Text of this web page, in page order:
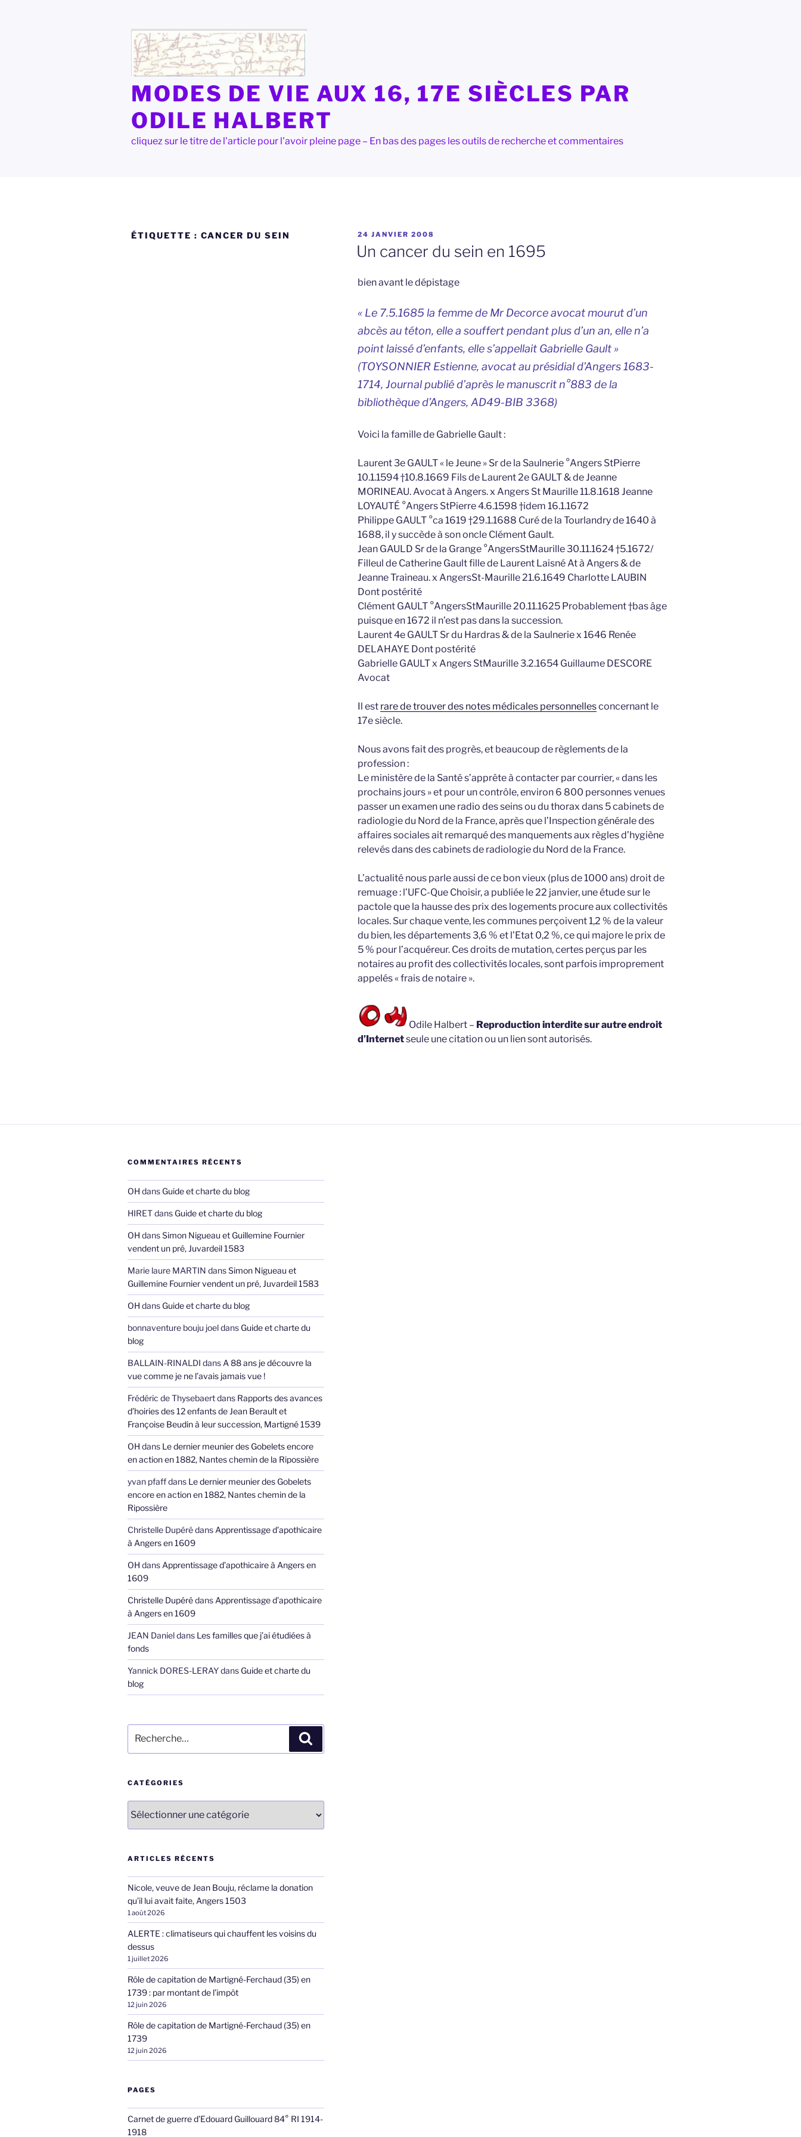
MODES DE VIE AUX 16, 17E SIÈCLES PAR
ODILE HALBERT
cliquez sur le titre de l'article pour l'avoir pleine page – En bas des pages les outils de recherche et commentaires
ÉTIQUETTE : CANCER DU SEIN
PUBLIÉ
LE
24 JANVIER 2008
Un cancer du sein en 1695
bien avant le dépistage
« Le 7.5.1685 la femme de Mr Decorce avocat mourut d’un
abcès au téton, elle a souffert pendant plus d’un an, elle n’a
point laissé d’enfants, elle s’appellait Gabrielle Gault »
(TOYSONNIER Estienne, avocat au présidial d’Angers 1683-
1714, Journal publié d’après le manuscrit n°883 de la
bibliothèque d’Angers, AD49-BIB 3368)
Voici la famille de Gabrielle Gault :
Laurent 3e GAULT « le Jeune » Sr de la Saulnerie °Angers StPierre
10.1.1594 †10.8.1669 Fils de Laurent 2e GAULT & de Jeanne
MORINEAU. Avocat à Angers. x Angers St Maurille 11.8.1618 Jeanne
LOYAUTÉ °Angers StPierre 4.6.1598 †idem 16.1.1672
Philippe GAULT °ca 1619 †29.1.1688 Curé de la Tourlandry de 1640 à
1688, il y succède à son oncle Clément Gault.
Jean GAULD Sr de la Grange °AngersStMaurille 30.11.1624 †5.1672/
Filleul de Catherine Gault fille de Laurent Laisné At à Angers & de
Jeanne Traineau. x AngersSt-Maurille 21.6.1649 Charlotte LAUBIN
Dont postérité
Clément GAULT °AngersStMaurille 20.11.1625 Probablement †bas âge
puisque en 1672 il n’est pas dans la succession.
Laurent 4e GAULT Sr du Hardras & de la Saulnerie x 1646 Renée
DELAHAYE Dont postérité
Gabrielle GAULT x Angers StMaurille 3.2.1654 Guillaume DESCORE
Avocat
Il est rare de trouver des notes médicales personnellesconcernant le
17e siècle.
Nous avons fait des progrès, et beaucoup de règlements de la
profession :
Le ministère de la Santé s’apprête à contacter par courrier, « dans les
prochains jours » et pour un contrôle, environ 6 800 personnes venues
passer un examen une radio des seins ou du thorax dans 5 cabinets de
radiologie du Nord de la France, après que l’Inspection générale des
affaires sociales ait remarqué des manquements aux règles d’hygiène
relevés dans des cabinets de radiologie du Nord de la France.
L’actualité nous parle aussi de ce bon vieux (plus de 1000 ans) droit de
remuage : l’UFC-Que Choisir, a publiée le 22 janvier, une étude sur le
pactole que la hausse des prix des logements procure aux collectivités
locales. Sur chaque vente, les communes perçoivent 1,2 % de la valeur
du bien, les départements 3,6 % et l’Etat 0,2 %, ce qui majore le prix de
5 % pour l’acquéreur. Ces droits de mutation, certes perçus par les
notaires au profit des collectivités locales, sont parfois improprement
appelés « frais de notaire ».
Odile Halbert – Reproduction interdite sur autre endroit
d’Internetseule une citation ou un lien sont autorisés.
COMMENTAIRES RÉCENTS
OH dans Guide et charte du blog
HIRETdans Guide et charte du blog
OH dansSimon Nigueau et Guillemine Fournier
vendent un pré, Juvardeil 1583
Marie laure MARTIN dansSimon Nigueau et
Guillemine Fournier vendent un pré, Juvardeil 1583
OH dans Guide et charte du blog
bonnaventure bouju joeldans Guide et charte du
blog
BALLAIN-RINALDI dans A 88 ans je découvre la
vue comme je ne l’avais jamais vue !
Frédéric de Thysebaertdans Rapports des avances
d’hoiries des 12 enfants de Jean Berault et
Françoise Beudin à leur succession, Martigné 1539
OH dans Le dernier meunier des Gobelets encore
en action en 1882, Nantes chemin de la Ripossière
yvan pfaffdans Le dernier meunier des Gobelets
encore en action en 1882, Nantes chemin de la
Ripossière
Christelle Dupérédans Apprentissage d’apothicaire
à Angers en 1609
OH dans Apprentissage d’apothicaire à Angers en
1609
Christelle Dupérédans Apprentissage d’apothicaire
à Angers en 1609
JEAN Danieldans Les familles que j’ai étudiées à
fonds
Yannick DORES-LERAYdans Guide et charte du
blog
pour
:
CATÉGORIES
ARTICLES RÉCENTS
Nicole, veuve de Jean Bouju, réclame la donation
qu’il lui avait faite, Angers 1503
1 août 2026
ALERTE : climatiseurs qui chauffent les voisins du
dessus
1 juillet 2026
Rôle de capitation de Martigné-Ferchaud (35) en
1739 : par montant de l’impôt
12 juin 2026
Rôle de capitation de Martigné-Ferchaud (35) en
1739
12 juin 2026
PAGES
Carnet de guerre d’Edouard Guillouard 84° RI 1914-
1918